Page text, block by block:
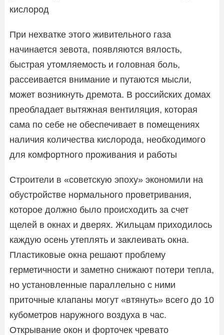
кислород
При нехватке этого живительного газа
начинается зевота, появляются вялость,
быстрая утомляемость и головная боль,
рассеивается внимание и путаются мысли,
может возникнуть дремота. В российских домах
преобладает вытяжная вентиляция, которая
сама по себе не обеспечивает в помещениях
наличия количества кислорода, необходимого
для комфортного проживания и работы
Строители в «советскую эпоху» экономили на
обустройстве нормального проветривания,
которое должно было происходить за счет
щелей в окнах и дверях. Жильцам приходилось
каждую осень утеплять и заклеивать окна.
Пластиковые окна решают проблему
герметичности и заметно снижают потери тепла,
но установленные параллельно с ними
приточные клапаны могут «втянуть» всего до 10
кубометров наружного воздуха в час.
Открывание окон и форточек чревато